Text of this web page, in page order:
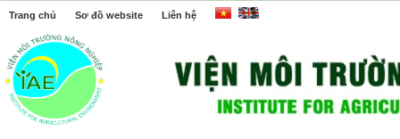
Trang chủ Sơ đồ website Liên hệ